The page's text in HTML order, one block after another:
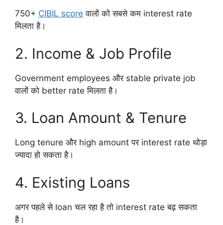
750+ CIBIL score वालों को सबसे कम interest rate
मिलता है।
2. Income & Job Profile
Government employees और stable private job
वालों को better rate मिलता है।
3. Loan Amount & Tenure
Long tenure और high amount पर interest rate थोड़ा
ज्यादा हो सकता है।
4. Existing Loans
अगर पहले से loan चल रहा है तो interest rate बढ़ सकता
है।